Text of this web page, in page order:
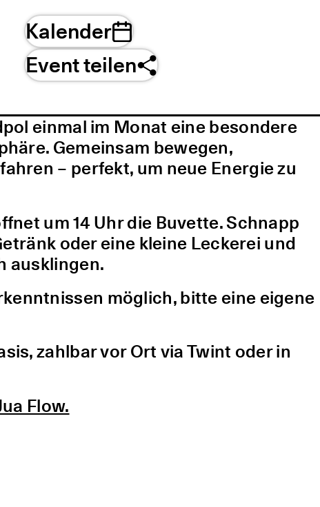
Kalender
Event teilen
einmal im Monat eine besondere
Gemeinsam bewegen,
– perfekt, um neue Energie zu
um 14 Uhr die Buvette. Schnapp
oder eine kleine Leckerei und
ausklingen.
möglich, bitte eine eigene
zahlbar vor Ort via Twint oder in
Flow.